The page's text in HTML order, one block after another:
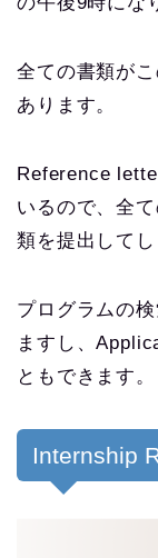
全ての書類が
あります。
Reference
いるので、全
類を提出して
プログラムの
ますし、
ともできます。
Internship